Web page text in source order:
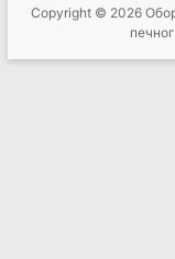
Copyright © 2026